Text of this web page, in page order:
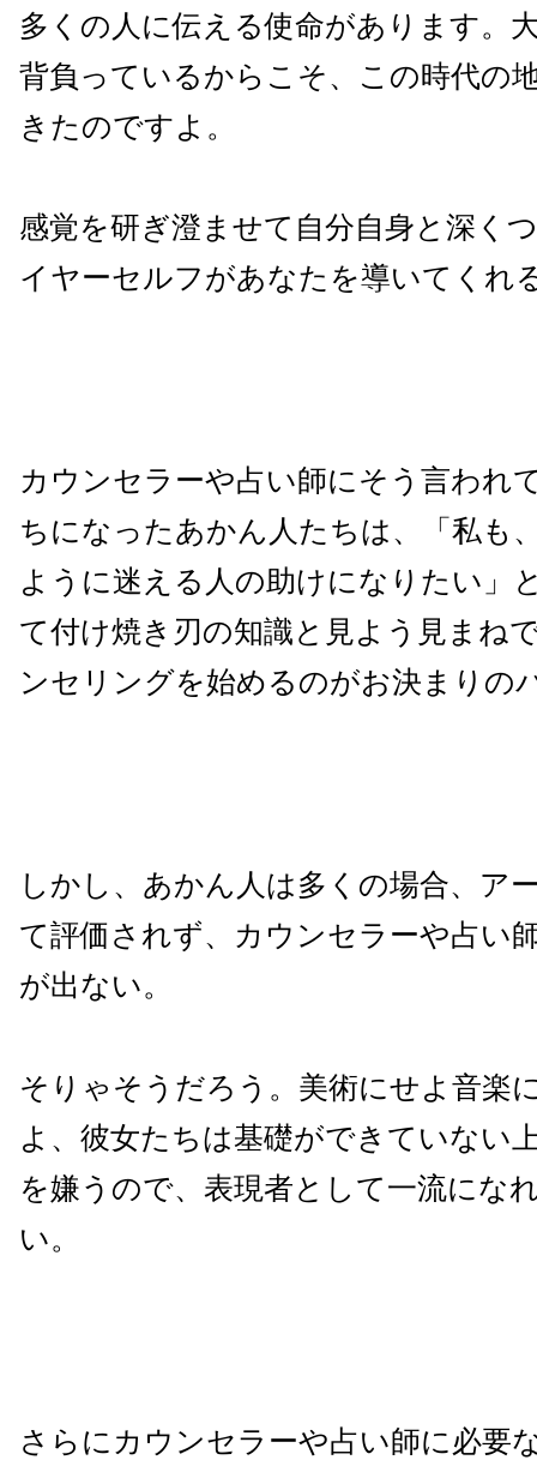
多くの人に伝える使命があります。
背負っているからこそ、この時代の
きたのですよ。
感覚を研ぎ澄ませて自分自身と深く
イヤーセルフがあなたを導いてくれ
カウンセラーや占い師にそう言われ
ちになったあかん人たちは、「私も
ように迷える人の助けになりたい」
て付け焼き刃の知識と見よう見まね
ンセリングを始めるのがお決まりの
しかし、あかん人は多くの場合、ア
て評価されず、カウンセラーや占い
が出ない。
そりゃそうだろう。美術にせよ音楽
よ、彼女たちは基礎ができていない
を嫌うので、表現者として一流にな
い。
さらにカウンセラーや占い師に必要